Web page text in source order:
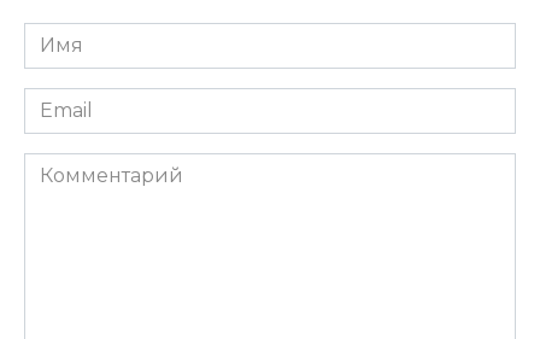
Имя
*
Email
*
Комментарий